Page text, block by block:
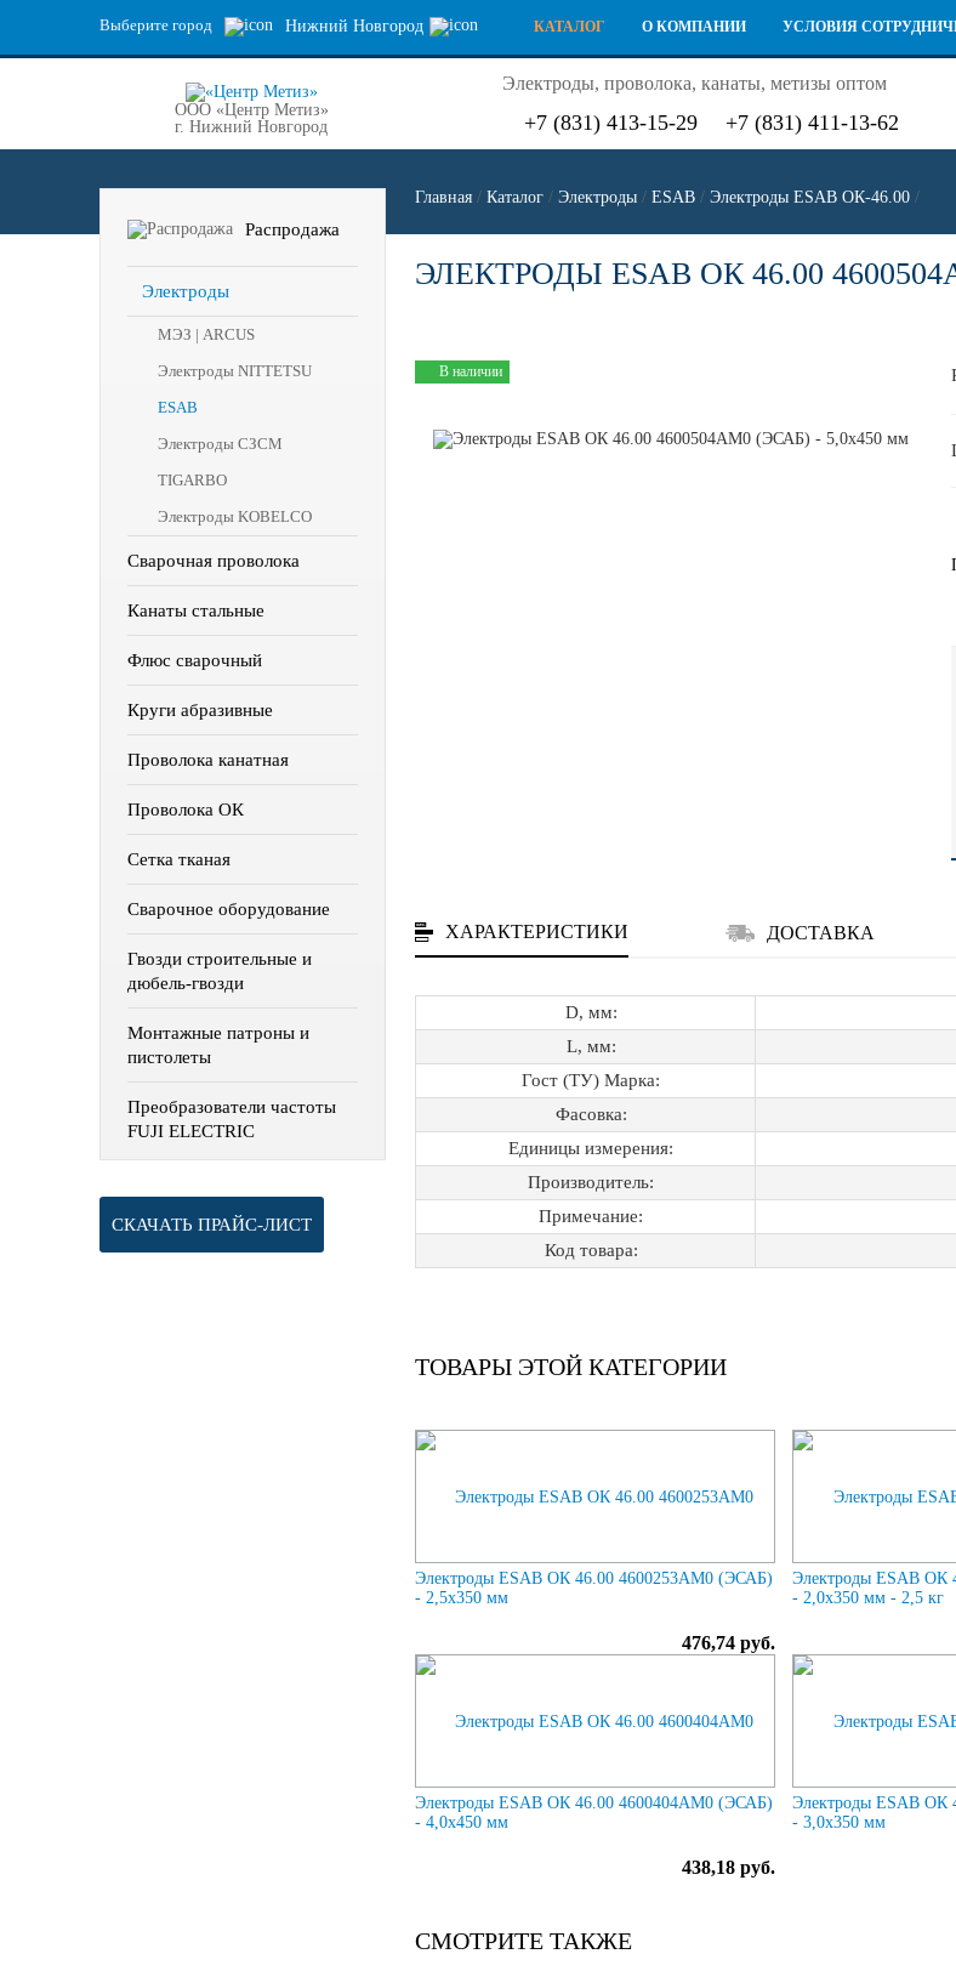
Выберите город Нижний Новгород КАТАЛОГ О КОМПАНИИ УСЛОВИЯ
ООО «Центр Метиз»
г. Нижний Новгород
Электроды, проволока, канаты, метизы оптом
+7 (831) 413-15-29 +7 (831) 411-13-62
Распродажа
Электроды
МЭЗ | ARCUS
Электроды NITTETSU
ESAB
Электроды СЗСМ
TIGARBO
Электроды KOBELCO
Сварочная проволока
Канаты стальные
Флюс сварочный
Круги абразивные
Проволока канатная
Проволока ОК
Сетка тканая
Сварочное оборудование
Гвозди строительные и
дюбель-гвозди
Монтажные патроны и
пистолеты
Преобразователи частоты
FUJI ELECTRIC
СКАЧАТЬ ПРАЙС-ЛИСТ
Главная / Каталог / Электроды / ESAB / Электроды ESAB ОК-46.00 /
ЭЛЕКТРОДЫ ESAB ОК 46.00
В наличии
ХАРАКТЕРИСТИКИ ДОСТАВКА
D, мм:
L, мм:
Гост (ТУ) Марка:
Фасовка:
Единицы измерения:
Производитель:
Примечание:
Код товара:
ТОВАРЫ ЭТОЙ КАТЕГОРИИ
Электроды ESAB ОК 46.00 4600253AM0 (ЭСАБ)
- 2,5х350 мм
476,74 руб.
Электроды ESAB ОК
- 2,0х350 мм - 2,5 кг
Электроды ESAB ОК 46.00 4600404AM0 (ЭСАБ)
- 4,0х450 мм
438,18 руб.
Электроды ESAB ОК
- 3,0х350 мм
СМОТРИТЕ ТАКЖЕ